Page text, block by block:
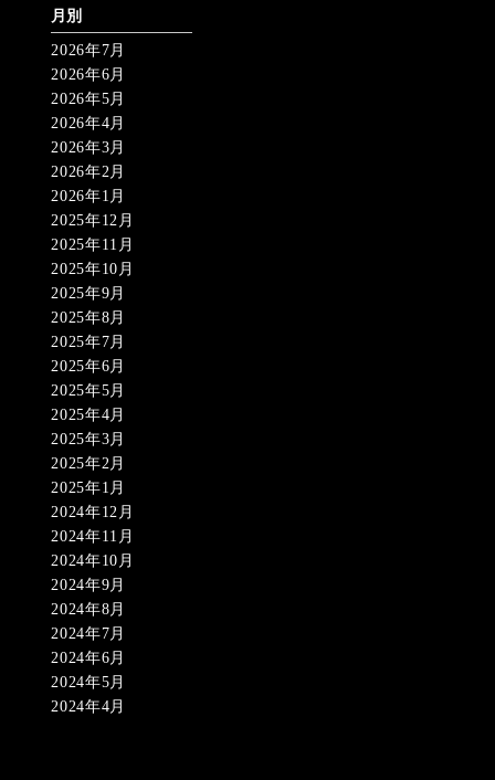
月別
2026年7月
2026年6月
2026年5月
2026年4月
2026年3月
2026年2月
2026年1月
2025年12月
2025年11月
2025年10月
2025年9月
2025年8月
2025年7月
2025年6月
2025年5月
2025年4月
2025年3月
2025年2月
2025年1月
2024年12月
2024年11月
2024年10月
2024年9月
2024年8月
2024年7月
2024年6月
2024年5月
2024年4月